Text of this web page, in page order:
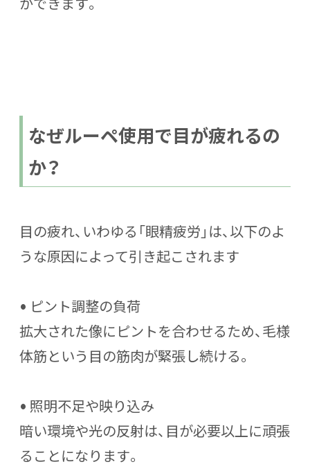
なぜルーペ使用で目が疲れるの
か？
目の疲れ、いわゆる「眼精疲労」は、以下のよ
うな原因によって引き起こされます
• ピント調整の負荷
拡大された像にピントを合わせるため、毛様
体筋という目の筋肉が緊張し続ける。
• 照明不足や映り込み
暗い環境や光の反射は、目が必要以上に頑張
ることになります。